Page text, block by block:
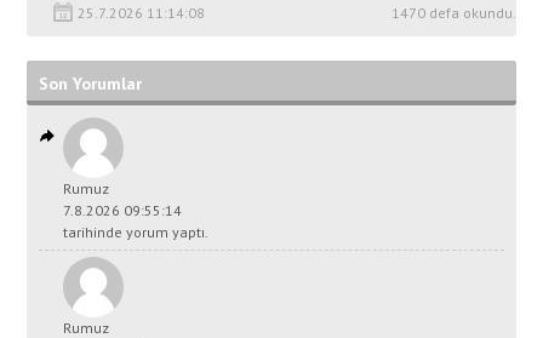
25.7.2026 11:14:08 1470 defa okundu.
Son Yorumlar
Rumuz
7.8.2026 09:55:14
tarihinde yorum yaptı.
Rumuz